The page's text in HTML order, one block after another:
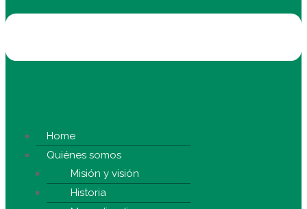
Home
Quiénes somos
Misión y visión
Historia